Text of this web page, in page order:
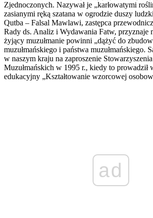
Zjednoczonych. Nazywał je „karłowatymi
zasianymi ręką szatana w ogrodzie duszy
Qutba – Falsal Mawlawi, zastępca
Rady ds. Analiz i Wydawania Fatw, przyznaje
żyjący muzułmanie powinni „dążyć do
muzułmańskiego i państwa muzułmańskiego.
w naszym kraju na zaproszenie
Muzułmańskich w 1995 r., kiedy to prowadził
edukacyjny „Kształtowanie wzorcowej
ad